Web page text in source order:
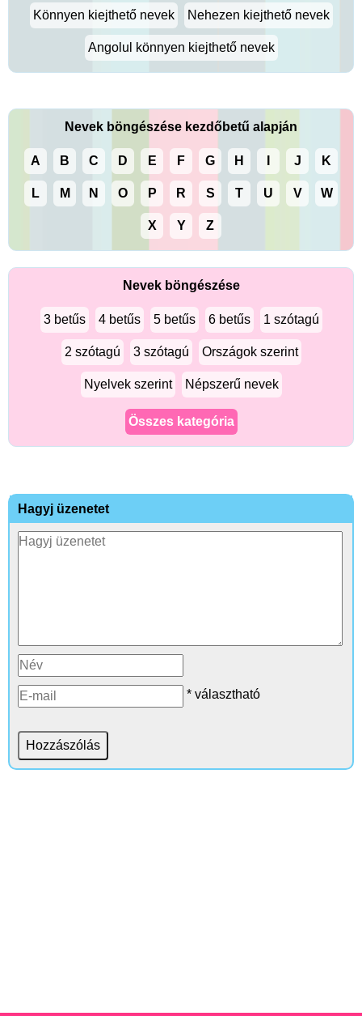
Könnyen kiejthető nevek Nehezen kiejthető nevek
Angolul könnyen kiejthető nevek
Nevek böngészése kezdőbetű alapján
A B C D E F G H J K
L M N O P R S T U V W
X Y Z
Nevek böngészése
3 betűs 4 betűs 5 betűs 6 betűs 1 szótagú
2 szótagú 3 szótagú Országok szerint
Nyelvek szerint Népszerű nevek
Összes kategória
Hagyj üzenetet
* választható